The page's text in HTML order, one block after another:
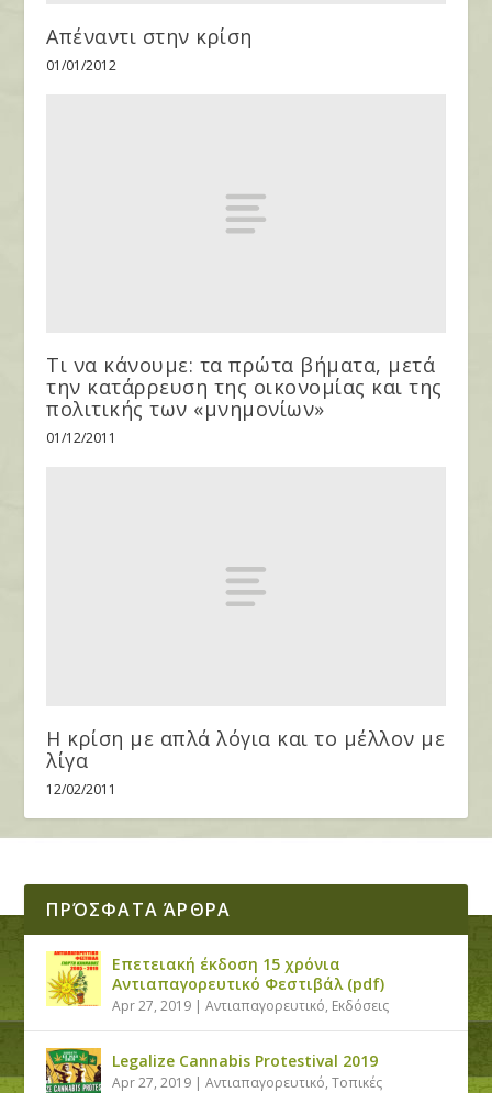
Απέναντι στην κρίση
01/01/2012
Τι να κάνουμε: τα πρώτα βήματα, μετά
την κατάρρευση της οικονομίας και της
πολιτικής των «μνημονίων»
01/12/2011
Η κρίση με απλά λόγια και το μέλλον με
λίγα
12/02/2011
ΠΡΌΣΦΑΤΑ ΆΡΘΡΑ
Επετειακή έκδοση 15 χρόνια
Αντιαπαγορευτικό Φεστιβάλ (pdf)
Apr 27, 2019 |Αντιαπαγορευτικό, Εκδόσεις
Legalize Cannabis Protestival 2019
Apr 27, 2019 |Αντιαπαγορευτικό,Τοπικές